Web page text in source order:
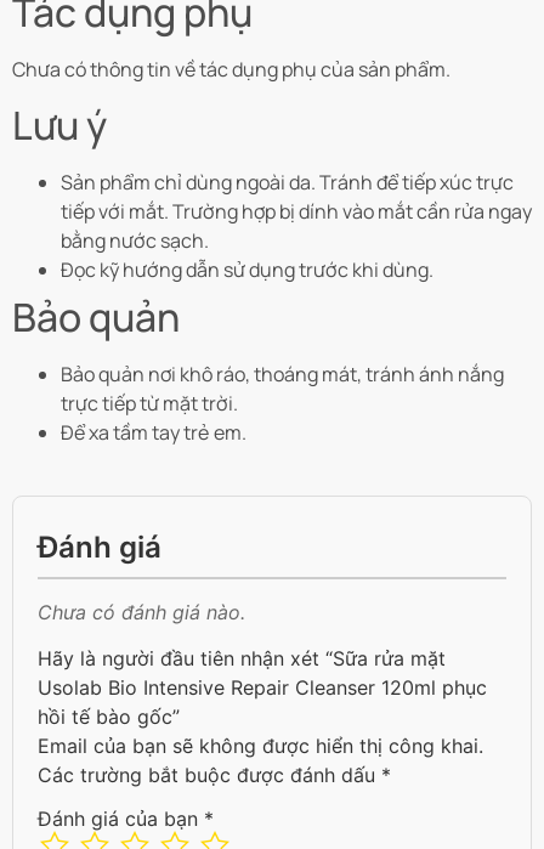
Tác dụng phụ
Chưa có thông tin về tác dụng phụ của sản phẩm.
Lưu ý
Sản phẩm chỉ dùng ngoài da. Tránh để tiếp xúc trực
tiếp với mắt. Trường hợp bị dính vào mắt cần rửa ngay
bằng nước sạch.
Đọc kỹ hướng dẫn sử dụng trước khi dùng.
Bảo quản
Bảo quản nơi khô ráo, thoáng mát, tránh ánh nắng
trực tiếp từ mặt trời.
Để xa tầm tay trẻ em.
Đánh giá
Chưa có đánh giá nào.
Hãy là người đầu tiên nhận xét “Sữa rửa mặt
Usolab Bio Intensive Repair Cleanser 120ml phục
hồi tế bào gốc”
Email của bạn sẽ không được hiển thị công khai.
Các trường bắt buộc được đánh dấu *
Đánh giá của bạn *